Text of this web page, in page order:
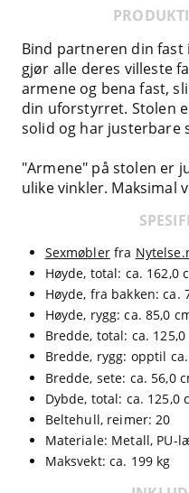
Bind partneren din fast
gjør alle deres villeste
armene og bena fast,
din uforstyrret. Stolen
solid og har justerbare
"Armene" på stolen er
ulike vinkler. Maksimal
Sexmøblerfra
Høyde, total: ca. 162,0
Høyde, fra bakken: ca.
Høyde, rygg: ca. 85,0
Bredde, total: ca. 125,0
Bredde, rygg: opptil
Bredde, sete: ca. 56,0
Dybde, total: ca. 125,0
Beltehull, reimer: 20
Materiale: Metall, PU-
Maksvekt: ca. 199 kg